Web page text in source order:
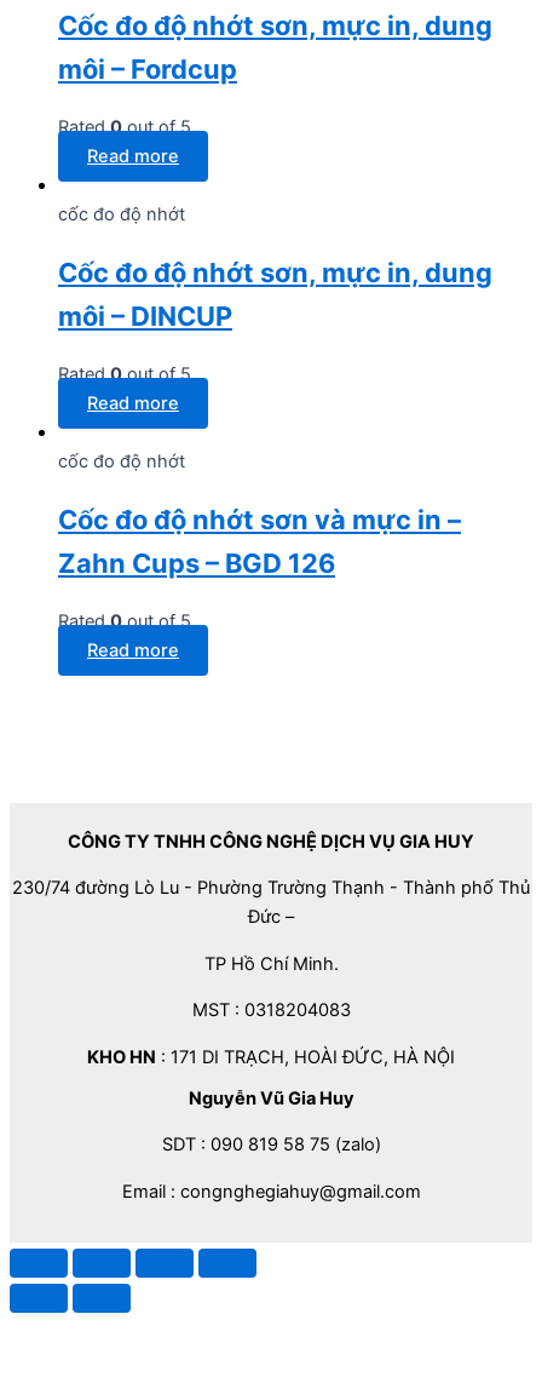
Cốc đo độ nhớt sơn, mực in, dung
môi – Fordcup
Rated0out of 5
Read more
cốc đo độ nhớt
Cốc đo độ nhớt sơn, mực in, dung
môi – DINCUP
Rated0out of 5
Read more
cốc đo độ nhớt
Cốc đo độ nhớt sơn và mực in –
Zahn Cups – BGD 126
Rated0out of 5
Read more
CÔNG TY TNHH CÔNG NGHỆ DỊCH VỤ GIA HUY
230/74 đường Lò Lu - Phường Trường Thạnh - Thành phố Thủ
Đức –
TP Hồ Chí Minh.
MST : 0318204083
KHO HN : 171 DI TRẠCH, HOÀI ĐỨC, HÀ NỘI
Nguyễn Vũ Gia Huy
SDT : 090 819 58 75 (zalo)
Email : congnghegiahuy@gmail.com